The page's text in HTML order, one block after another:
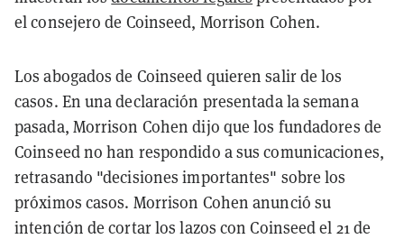
el consejero de Coinseed, Morrison Cohen.
Los abogados de Coinseed quieren salir de los
casos. En una declaración presentada la semana
pasada, Morrison Cohen dijo que los fundadores de
Coinseed no han respondido a sus comunicaciones,
retrasando "decisiones importantes" sobre los
próximos casos. Morrison Cohen anunció su
intención de cortar los lazos con Coinseed el 21 de